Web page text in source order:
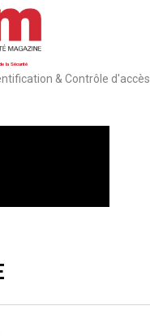
la Sécurité
& Contrôle d'accès